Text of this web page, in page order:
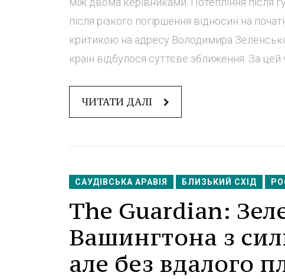
після різкого погіршення відносин на
критикою на адресу Володимира
країн відбулося суттєве зближення. За цей
ЧИТАТИ ДАЛІ
САУДІВСЬКА АРАВІЯ БЛИЗЬКИЙ СХІД
The Guardian:
Вашингтона з
але без вдалого